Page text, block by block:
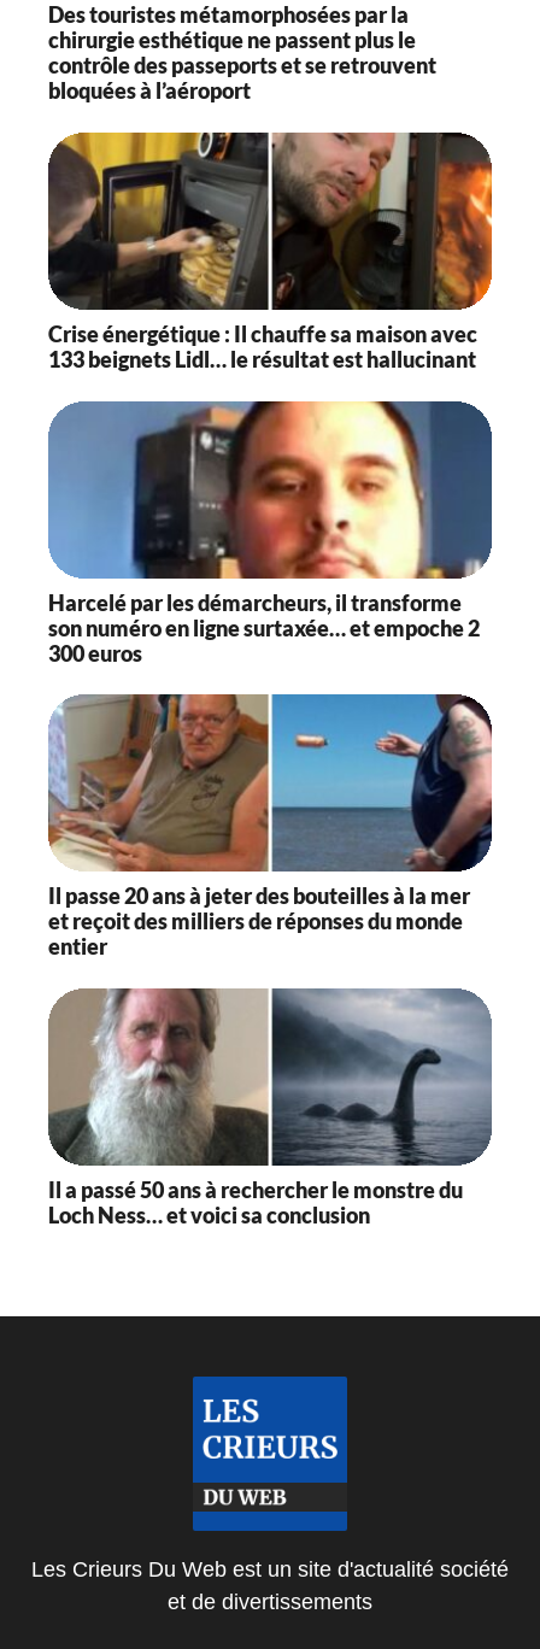
Des touristes métamorphosées par la
chirurgie esthétique ne passent plus le
contrôle des passeports et se retrouvent
bloquées à l’aéroport
Crise énergétique : Il chauffe sa maison avec
133 beignets Lidl… le résultat est hallucinant
Harcelé par les démarcheurs, il transforme
son numéro en ligne surtaxée… et empoche 2
300 euros
Il passe 20 ans à jeter des bouteilles à la mer
et reçoit des milliers de réponses du monde
entier
Il a passé 50 ans à rechercher le monstre du
Loch Ness… et voici sa conclusion
Les Crieurs Du Web est un site d'actualité société
et de divertissements